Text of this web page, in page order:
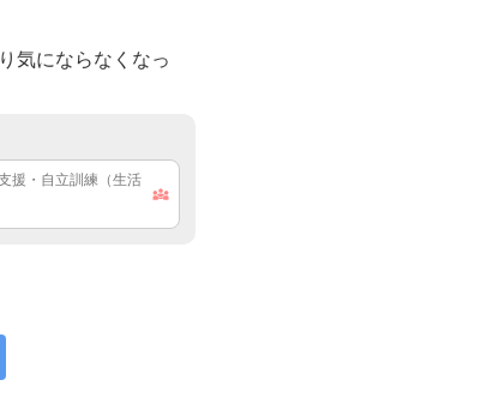
気にならなくなっ
援・自立訓練（生活